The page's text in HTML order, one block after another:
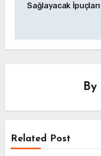
Sağlayacak İpuçları
By
Related Post